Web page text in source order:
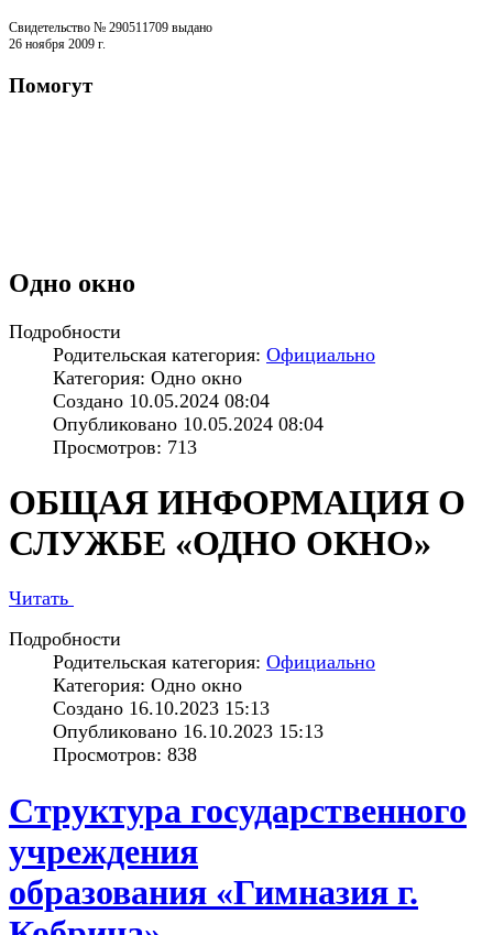
Свидетельство № 290511709 выдано
26 ноября 2009 г.
Помогут
Одно окно
Подробности
Родительская категория: Официально
Категория: Одно окно
Создано 10.05.2024 08:04
Опубликовано 10.05.2024 08:04
Просмотров: 713
ОБЩАЯ ИНФОРМАЦИЯ О
СЛУЖБЕ «ОДНО ОКНО»
Читать
Подробности
Родительская категория: Официально
Категория: Одно окно
Создано 16.10.2023 15:13
Опубликовано 16.10.2023 15:13
Просмотров: 838
Структура государственного
учреждения
образования «Гимназия г.